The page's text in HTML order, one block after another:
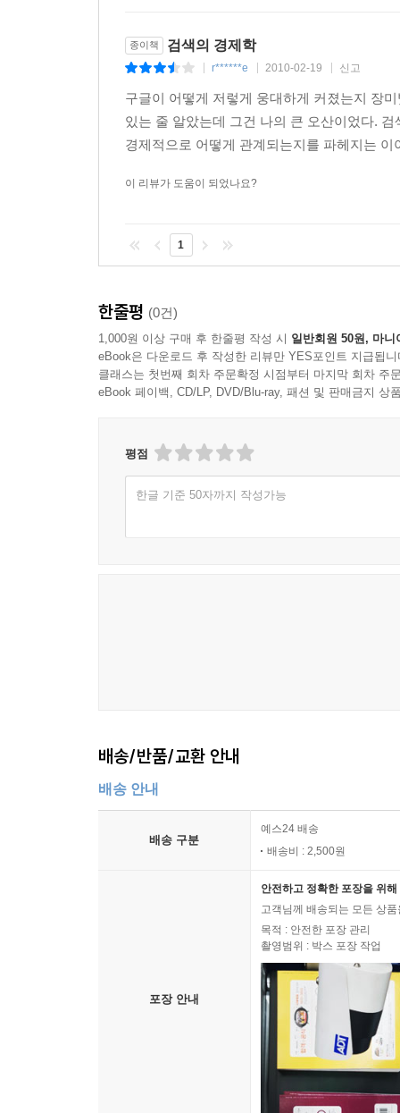
종이책 검색의 경제학
r******e 2010-02-19 신고
구글이 어떻게 저렇게 웅대하게 커졌는지 장
있는 줄 알았는데 그건 나의 큰 오산이었다.
경제적으로 어떻게 관계되는지를 파헤지는
이 리뷰가 도움이 되었나요?
1
한줄평 (0건)
1,000원 이상 구매 후 한줄평 작성 시 일반회원 50원, 마니
eBook은 다운로드 후 작성한 리뷰만 YES포인트 지급됩니
클래스는 첫번째 회차 주문확정 시점부터 마지막 회차 주
eBook 페이백, CD/LP, DVD/Blu-ray, 패션 및 판매금지 상
평점
한글 기준 50자까지 작성가능
배송/반품/교환 안내
배송 안내
배송 구분
예스24 배송
배송비 : 2,500원
포장 안내
안전하고 정확한 포장을 위
고객님께 배송되는 모든 상
목적 : 안전한 포장 관리
촬영범위 : 박스 포장 작업